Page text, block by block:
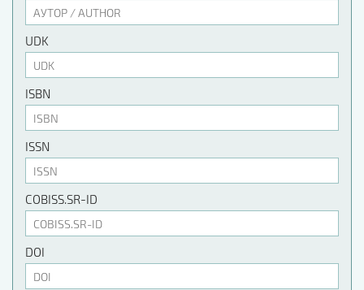
UDK
ISBN
ISSN
COBISS.SR-ID
DOI